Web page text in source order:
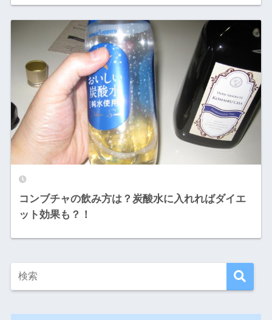
コンブチャの飲み方は？炭酸水に入れればダイエ
ット効果も？！